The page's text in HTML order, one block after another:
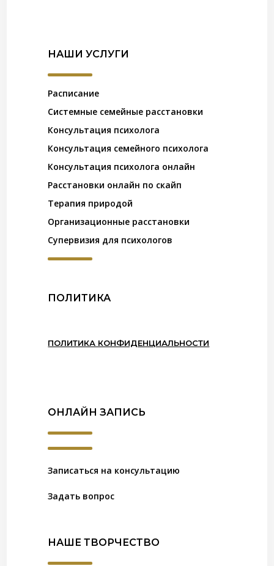
НАШИ УСЛУГИ
Расписание
Системные семейные расстановки
Консультация психолога
Консультация семейного психолога
Консультация психолога онлайн
Расстановки онлайн по скайп
Терапия природой
Организационные расстановки
Супервизия для психологов
ПОЛИТИКА
ПОЛИТИКА КОНФИДЕНЦИАЛЬНОСТИ
ОНЛАЙН ЗАПИСЬ
Записаться на консультацию
Задать вопрос
НАШЕ ТВОРЧЕСТВО